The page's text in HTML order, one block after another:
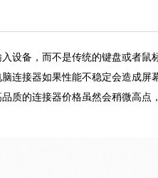
设备，而不是传统的键盘或者鼠
连接器如果性能不稳定会造成
质的连接器价格虽然会稍微高